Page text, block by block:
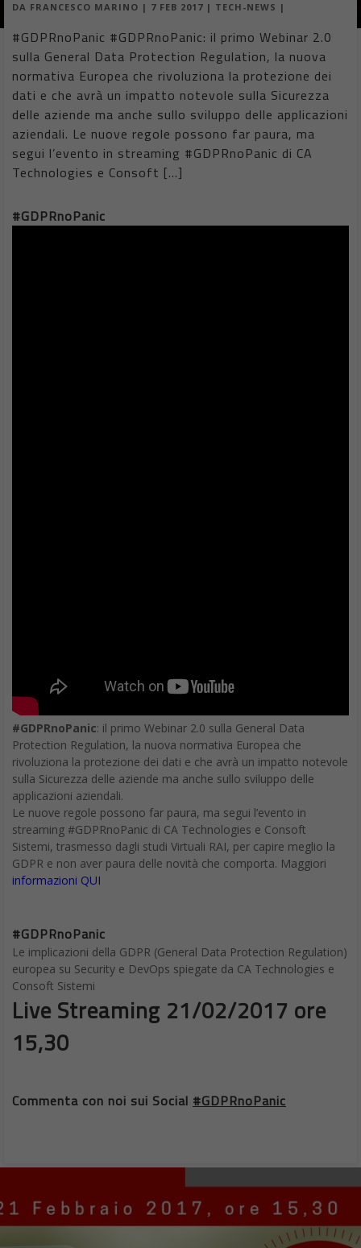
DA FRANCESCO MARINO | 7 FEB 2017 | TECH-NEWS |
#GDPRnoPanic #GDPRnoPanic: il primo Webinar 2.0
sulla General Data Protection Regulation, la nuova
normativa Europea che rivoluziona la protezione dei
dati e che avrà un impatto notevole sulla Sicurezza
delle aziende ma anche sullo sviluppo delle applicazioni
aziendali. Le nuove regole possono far paura, ma
segui l’evento in streaming #GDPRnoPanic di CA
Technologies e Consoft […]
#GDPRnoPanic
#GDPRnoPanic: il primo Webinar 2.0 sulla General Data
Protection Regulation, la nuova normativa Europea che
rivoluziona la protezione dei dati e che avrà un impatto notevole
sulla Sicurezza delle aziende ma anche sullo sviluppo delle
applicazioni aziendali.
Le nuove regole possono far paura, ma segui l’evento in
streaming #GDPRnoPanic di CA Technologies e Consoft
Sistemi, trasmesso dagli studi Virtuali RAI, per capire meglio la
GDPR e non aver paura delle novità che comporta. Maggiori
informazioni QUI
#GDPRnoPanic
Le implicazioni della GDPR (General Data Protection Regulation)
europea su Security e DevOps spiegate da CA Technologies e
Consoft Sistemi
Live Streaming 21/02/2017 ore
15,30
Commenta con noi sui Social #GDPRnoPanic